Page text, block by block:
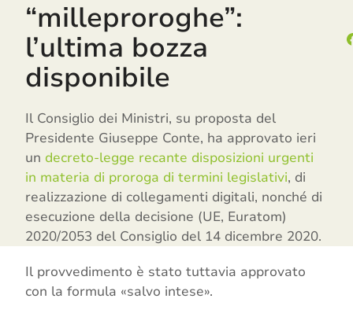
“milleproroghe”:
l’ultima bozza
disponibile
Il Consiglio dei Ministri, su proposta del
Presidente Giuseppe Conte, ha approvato ieri
un decreto-legge recante disposizioni urgenti
in materia di proroga di termini legislativi, di
realizzazione di collegamenti digitali, nonché di
esecuzione della decisione (UE, Euratom)
2020/2053 del Consiglio del 14 dicembre 2020.
Il provvedimento è stato tuttavia approvato
con la formula «salvo intese».